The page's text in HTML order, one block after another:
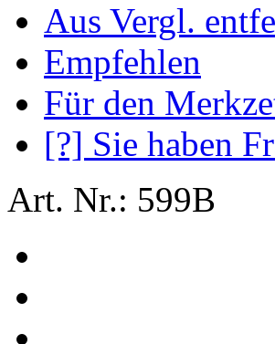
Aus Vergl.
Empfehlen
Für den
[?] Sie haben
Art. Nr.: 599B